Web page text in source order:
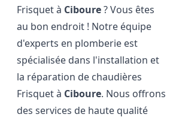
Frisquet à Ciboure? Vous êtes
au bon endroit ! Notre équipe
d'experts en plomberie est
spécialisée dans l'installation et
la réparation de chaudières
Frisquet à Ciboure. Nous offrons
des services de haute qualité